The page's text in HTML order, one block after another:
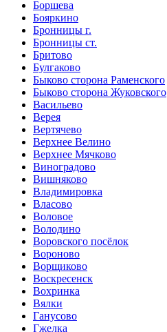
Боршева
Бояркино
Бронницы г.
Бронницы ст.
Бритово
Булгаково
Быково сторона Раменского
Быково сторона Жуковского
Васильево
Верея
Вертячево
Верхнее Велино
Верхнее Мячково
Виноградово
Вишняково
Владимировка
Власово
Воловое
Володино
Воровского посёлок
Вороново
Ворщиково
Воскресенск
Вохринка
Вялки
Ганусово
Гжелка